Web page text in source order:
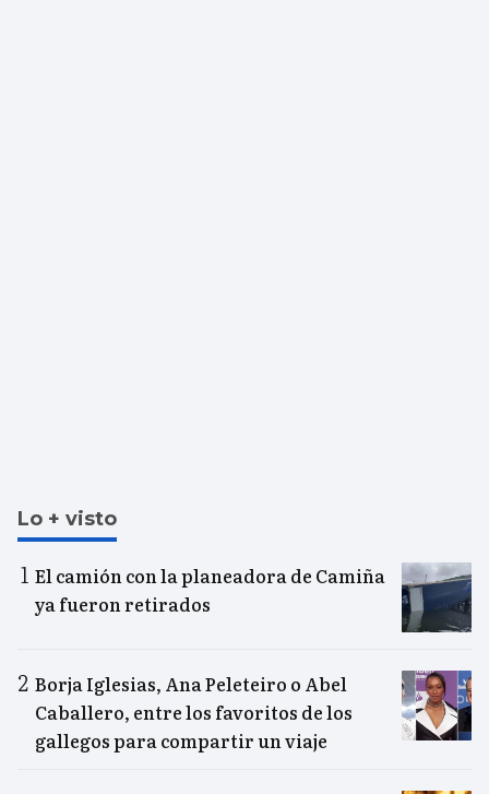
Lo + visto
El camión con la planeadora de Camiña
ya fueron retirados
Borja Iglesias, Ana Peleteiro o Abel
Caballero, entre los favoritos de los
gallegos para compartir un viaje